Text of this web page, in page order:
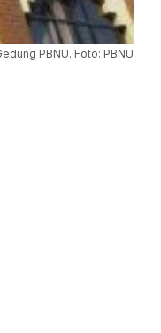
PBNU. Foto: PBNU